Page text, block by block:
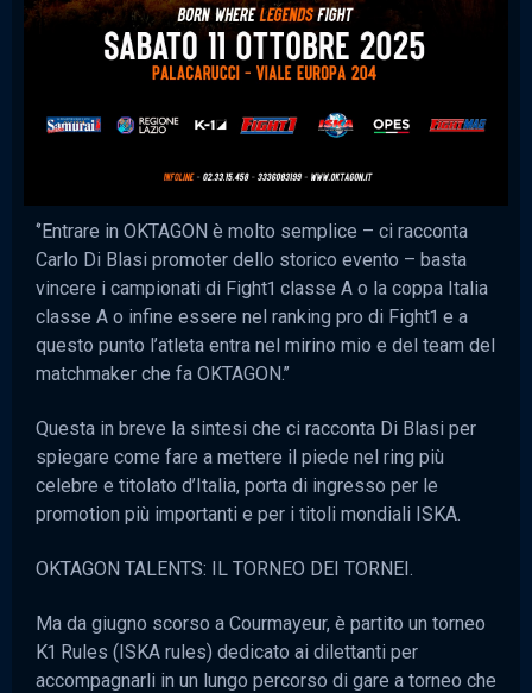
‘’Entrare in OKTAGON è molto semplice – ci racconta
Carlo Di Blasi promoter dello storico evento – basta
vincere i campionati di Fight1 classe A o la coppa Italia
classe A o infine essere nel ranking pro di Fight1 e a
questo punto l’atleta entra nel mirino mio e del team del
matchmaker che fa OKTAGON.’’
Questa in breve la sintesi che ci racconta Di Blasi per
spiegare come fare a mettere il piede nel ring più
celebre e titolato d’Italia, porta di ingresso per le
promotion più importanti e per i titoli mondiali ISKA.
OKTAGON TALENTS: IL TORNEO DEI TORNEI.
Ma da giugno scorso a Courmayeur, è partito un torneo
K1 Rules (ISKA rules) dedicato ai dilettanti per
accompagnarli in un lungo percorso di gare a torneo che